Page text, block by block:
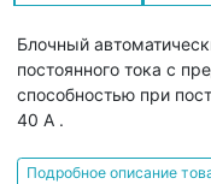
Блочный
постоянного тока с
способностью при
40 А .
Подробное описание